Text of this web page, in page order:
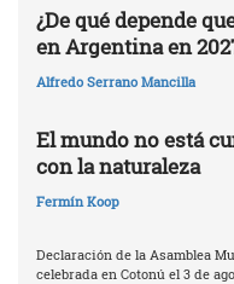
¿De qué depende
en Argentina en
Alfredo Serrano Mancilla
El mundo no está
con la naturaleza
Fermín Koop
Declaración de la Asamblea
celebrada en Cotonú el 3 de